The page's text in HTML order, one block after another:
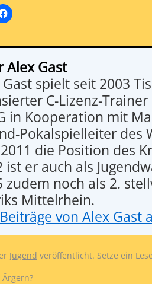
Alex Gast
spielt seit 2003
C-Lizenz-
in Kooperation mit
Pokalspielleiter des
2011 die Position des
ist er auch als
zudem noch als 2.
Mittelrhein.
von Alex Gast
Jugend veröffentlicht. Setze ein